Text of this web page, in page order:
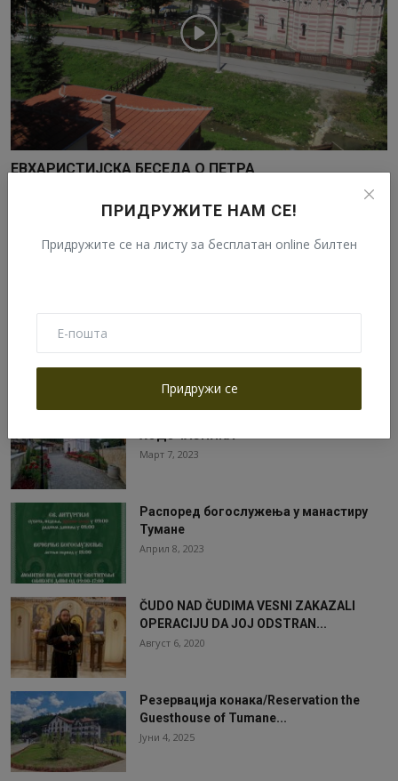
ПРИДРУЖИТЕ НАМ СЕ!
Придружите се на листу за бесплатан online билтен
Придружи се
ЕВХАРИСТИЈСКА БЕСЕДА О ПЕТРА
Март 7, 2023
Распоред богослужења у манастиру
Тумане
Април 8, 2023
ČUDO NAD ČUDIMA VESNI ZAKAZALI
OPERACIJU DA JOJ ODSTRAN...
Август 6, 2020
Резервација конака/Reservation the
Guesthouse of Tumane...
Јуни 4, 2025